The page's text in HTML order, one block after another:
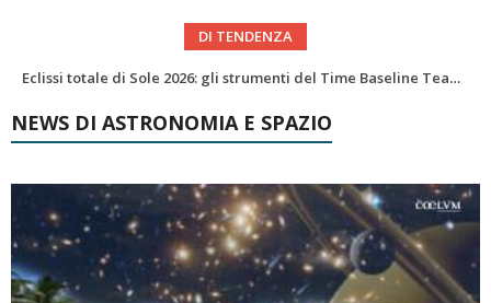
DI TENDENZA
Abell 2255 nel radio più profondo di sempre: nuova mappa del campo magnetico di un ammasso di galassie
NEWS DI ASTRONOMIA E SPAZIO